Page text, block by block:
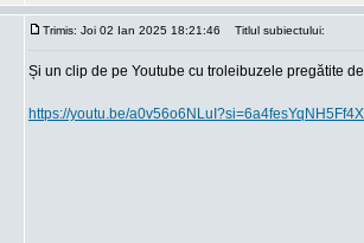
Trimis: Joi 02 Ian 2025 18:21:46 Titlul subiectului:
Și un clip de pe Youtube cu troleibuzele pregătite
https://youtu.be/